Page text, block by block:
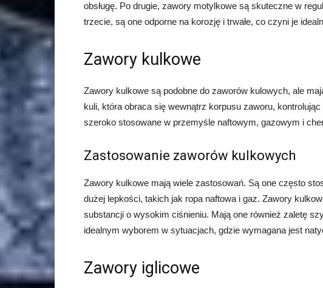
obsługę. Po drugie, zawory motylkowe są skuteczne w
trzecie, są one odporne na korozję i trwałe, co czyni je
Zawory kulkowe
Zawory kulkowe są podobne do zaworów kulowych, ale
kuli, która obraca się wewnątrz korpusu zaworu,
szeroko stosowane w przemyśle naftowym, gazowym i
Zastosowanie zaworów kulkowych
Zawory kulkowe mają wiele zastosowań. Są one często
dużej lepkości, takich jak ropa naftowa i gaz. Zawory
substancji o wysokim ciśnieniu. Mają one również zaletę
idealnym wyborem w sytuacjach, gdzie wymagana jest
Zawory iglicowe